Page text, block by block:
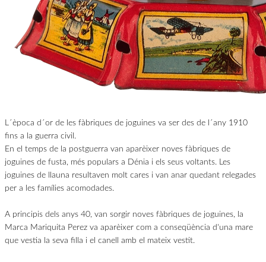
L´època d´or de les fàbriques de joguines va ser des de l´any 1910
fins a la guerra civil.
En el temps de la postguerra van aparèixer noves fàbriques de
joguines de fusta, més populars a Dénia i els seus voltants. Les
joguines de llauna resultaven molt cares i van anar quedant relegades
per a les famílies acomodades.
A principis dels anys 40, van sorgir noves fàbriques de joguines, la
Marca Mariquita Perez va aparèixer com a conseqüència d'una mare
que vestia la seva filla i el canell amb el mateix vestit.